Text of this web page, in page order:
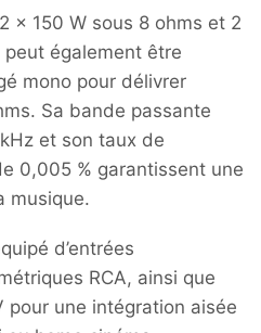
x 150 W sous 8 ohms et 2
également être
mono pour délivrer
Sa bande passante
et son taux de
0,005 % garantissent une
musique.
d’entrées
RCA, ainsi que
pour une intégration aisée